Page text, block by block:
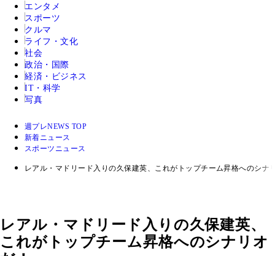
エンタメ
スポーツ
クルマ
ライフ・文化
社会
政治・国際
経済・ビジネス
IT・科学
写真
週プレNEWS TOP
新着ニュース
スポーツニュース
レアル・マドリード入りの久保建英、これがトップチーム昇格へのシナ
レアル・マドリード入りの久保建英、
これがトップチーム昇格へのシナリオ